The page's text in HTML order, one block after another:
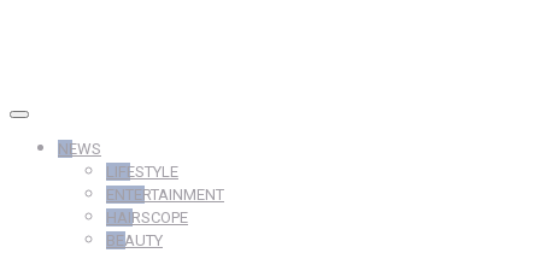
NEWS
LIFESTYLE
ENTERTAINMENT
HAIRSCOPE
BEAUTY